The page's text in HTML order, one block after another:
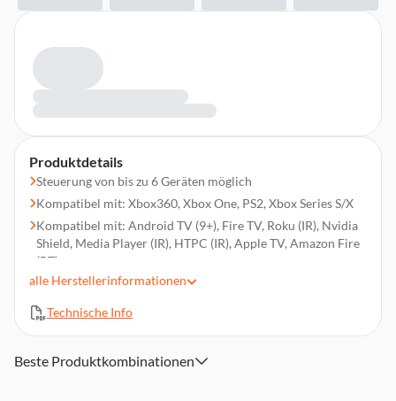
Produktdetails
Steuerung von bis zu 6 Geräten möglich
Kompatibel mit: Xbox360, Xbox One, PS2, Xbox Series S/X
Kompatibel mit: Android TV (9+), Fire TV, Roku (IR), Nvidia
Shield, Media Player (IR), HTPC (IR), Apple TV, Amazon Fire
(BT)
Vollständige Hintergrundbeleuchtung
Einfache Einrichtung über die My Nevo-App
alle Herstellerinformationen
Technische Info
Beste Produktkombinationen